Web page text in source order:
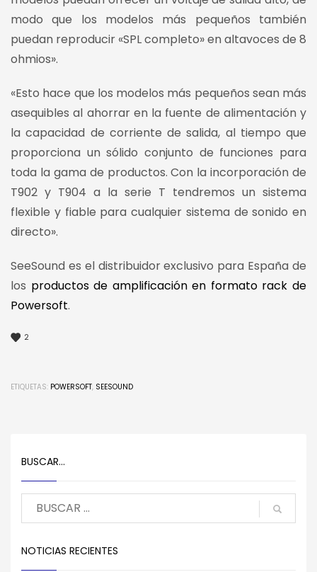
modo que los modelos más pequeños también
puedan reproducir «SPL completo» en altavoces de 8
ohmios».
«Esto hace que los modelos más pequeños sean más
asequibles al ahorrar en la fuente de alimentación y
la capacidad de corriente de salida, al tiempo que
proporciona un sólido conjunto de funciones para
toda la gama de productos. Con la incorporación de
T902 y T904 a la serie T tendremos un sistema
flexible y fiable para cualquier sistema de sonido en
directo».
SeeSound es el distribuidor exclusivo para España de
los productos de amplificación en formato rack de
Powersoft.
2
ETIQUETAS: POWERSOFT, SEESOUND
BUSCAR…
NOTICIAS RECIENTES